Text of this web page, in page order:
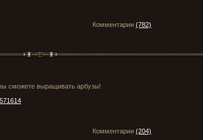
Комментарии (782)
сможете выращивать арбузы!
Комментарии (204)